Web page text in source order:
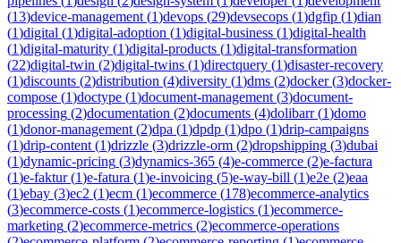
(13)device-management (1)devops (29)devsecops (1)dgfip (1)dian
(1)digital (1)digital-adoption (1)digital-business (1)digital-health
(1)digital-maturity (1)digital-products (1)digital-transformation
(22)digital-twin (2)digital-twins (1)directquery (1)disaster-recovery
(1)discounts (2)distribution (4)diversity (1)dms (2)docker(3)docker-
compose (1)doctype (1)document-management (3)document-
processing (2)documentation (2)documents (4)dolibarr(1)domo
(1)donor-management (2)dpa (1)dpdp (1)dpo (1)drip-campaigns
(1)drip-content (1)drizzle (3)drizzle-orm (2)dropshipping (3)dubai
(1)dynamic-pricing (3)dynamics-365 (4)e-commerce (2)e-factura
(1)e-faktur(1)e-fatura (1)e-invoicing (5)e-way-bill (1)e2e (2)eaa
(1)ebay (3)ec2 (1)ecm (1)ecommerce (178)ecommerce-analytics
(3)ecommerce-costs (1)ecommerce-logistics (1)ecommerce-
marketing (2)ecommerce-metrics (2)ecommerce-operations